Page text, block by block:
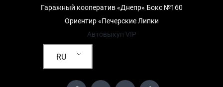
в кредите и с просроченной страховкой.
Кому подойдет продать авто в
Воскресенка, Киев
Услуга продать авто в Воскресенка, Киев актуальна для:
Гаражный кооператив «Днепр» Бокс №160
Ориентир «Печерские Липки
Автовыкуп VIP
RU